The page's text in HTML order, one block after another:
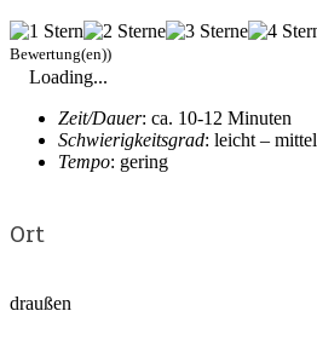
Bewertung(en))
Loading...
Zeit/Dauer: ca. 10-12 Minuten
Schwierigkeitsgrad: leicht – mittel
Tempo: gering
Ort
draußen